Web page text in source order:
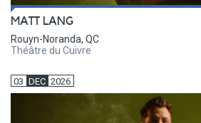
MATT LANG
Rouyn-Noranda, QC
Théâtre du Cuivre
03 DEC 2026